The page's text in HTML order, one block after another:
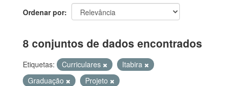
Ordenar por
8 conjuntos de dados encontrados
Etiquetas: Curriculares
Itabira
Graduação
Projeto